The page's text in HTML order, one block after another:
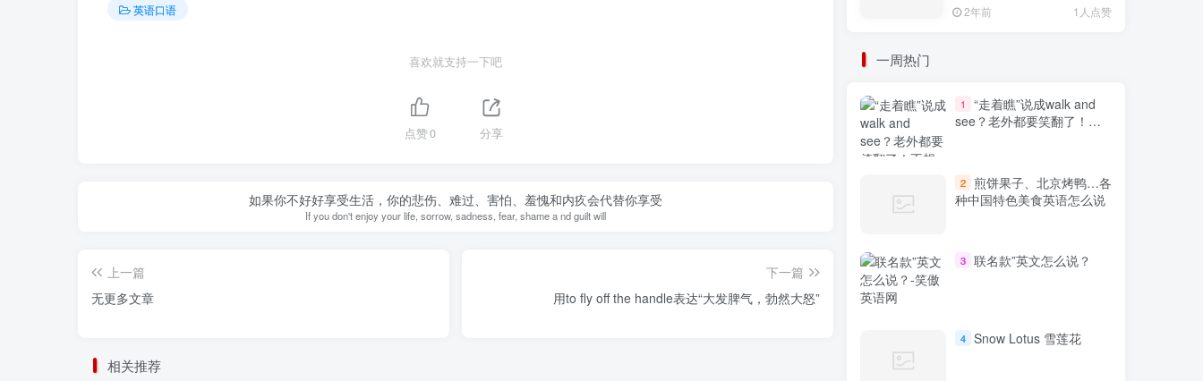
英语口语
喜欢就支持一下吧
点赞0 分享
如果你不好好享受生活，你的悲伤、难过、害怕、羞愧和内疚会代替你享受
If you don't enjoy your life, sorrow, sadness, fear, shame a nd guilt will
上一篇
无更多文章
下一篇
用to fly off the handle表达“大发脾气，勃然大怒”
相关推荐
2年前 1人点赞
一周热门
1
“走着瞧”说成walk and
see？老外都要笑翻了！不
2 煎饼果子、北京烤鸭…各
种中国特色美食英语怎么说
3 联名款”英文怎么说？
4 Snow Lotus 雪莲花